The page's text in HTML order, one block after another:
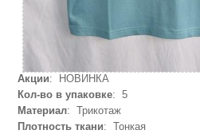
Акции: НОВИНКА
Кол-во в упаковке: 5
Материал: Трикотаж
Плотность ткани: Тонкая